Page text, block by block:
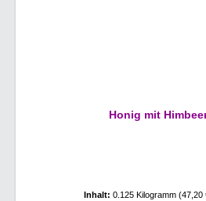
Honig mit
Inhalt: 0.125 Kilogramm (47,20